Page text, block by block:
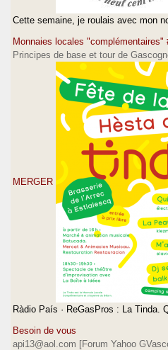
Cette semaine, je roulais avec mon
Monnaies locales "complémentaires"
Principes de base et tour de
MERGER
Ràdio País · ReGasPros : La Tinda.
Besoin de vous
api13@aol.com [Forum Yahoo